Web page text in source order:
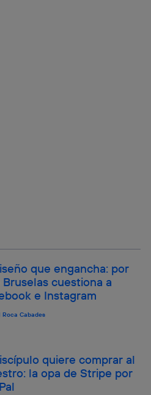
que engancha: por
cuestiona a
e Instagram
Roca Cabades
quiere comprar al
la opa de Stripe por